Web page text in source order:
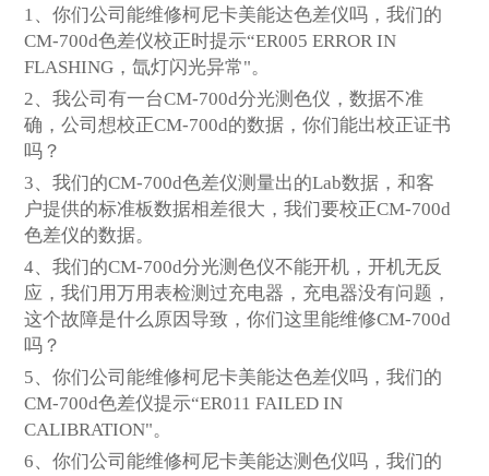
1、你们公司能维修柯尼卡美能达色差仪吗，我们的
CM-700d色差仪校正时提示“ER005 ERROR IN
FLASHING，氙灯闪光异常"。
2、我公司有一台CM-700d分光测色仪 ，数据不准
确，公司想校正CM-700d的数据，你们能出校正证书
吗？
3、我们的CM-700d色差仪测量出的Lab数据，和客
户提供的标准板数据相差很大，我们要校正CM-700d
色差仪的数据。
4、我们的CM-700d分光测色仪不能开机，开机无反
应，我们用万用表检测过充电器，充电器没有问题，
这个故障是什么原因导致，你们这里能维修CM-700d
吗？
5、你们公司能维修柯尼卡美能达色差仪吗，我们的
CM-700d色差仪提示“ER011 FAILED IN
CALIBRATION"。
6、你们公司能维修柯尼卡美能达测色仪吗，我们的